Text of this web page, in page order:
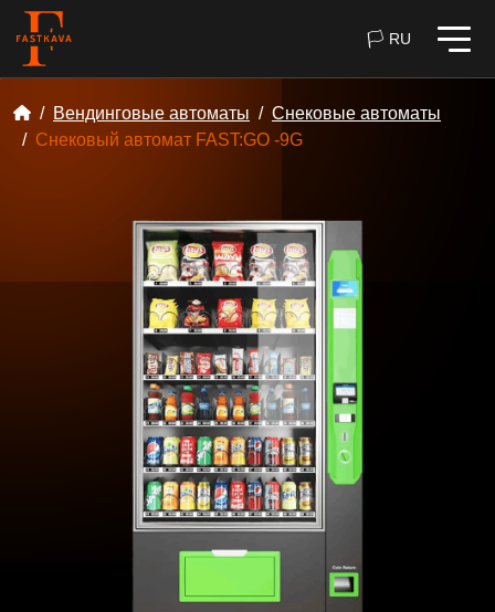
🏳 RU
Вендинговые автоматы
Снековые автоматы
Снековый автомат FAST:GO -9G